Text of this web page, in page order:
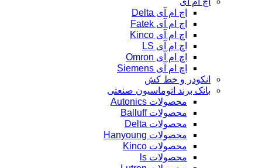
اچ ام آی Delta
اچ ام آی Fatek
اچ ام آی Kinco
اچ ام آی LS
اچ ام آی Omron
اچ ام آی Siemens
انکودر و خط کش
بانک برند اتوماسیون صنعتی
محصولات Autonics
محصولات Balluff
محصولات Delta
محصولات Hanyoung
محصولات Kinco
محصولات ls